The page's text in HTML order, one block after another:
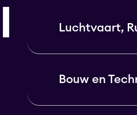
Luchtvaart,
Bouw en